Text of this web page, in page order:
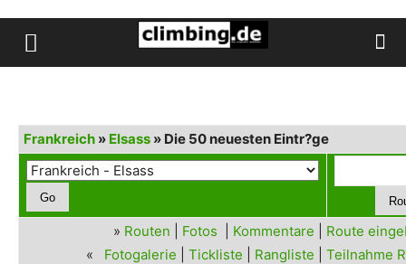
Frankreich » Elsass » Die 50 neuesten Eintr?ge
» Routen Fotos Kommentare
Route
« Fotogalerie Tickliste Rangliste Teilnahme